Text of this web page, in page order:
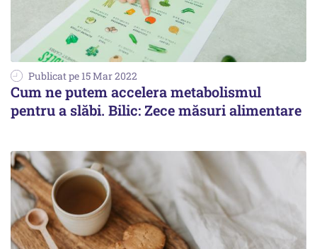
Publicat pe 15 Mar 2022
Cum ne putem accelera metabolismul
pentru a slăbi. Bilic: Zece măsuri alimentare